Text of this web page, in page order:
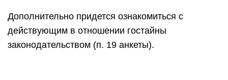
Дополнительно придется ознакомиться с
действующим в отношении гостайны
законодательством (п. 19 анкеты).